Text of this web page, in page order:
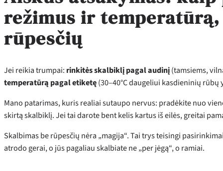
režimus ir
rūpesčių
Jei reikia trumpai: rinkitės skalbiklį pagal audinį(tamsiems,
temperatūrą pagal etiketę(30–40°C daugeliui kasdieninių rūbų
Mano patarimas, kuris realiai sutaupo nervus: pradėkite nuo
skirtą skalbiklį. Jei tai darote bent kelis kartus iš eilės, greitai
Skalbimas be rūpesčių nėra „magija“. Tai trys teisingi
atrodo gerai, o jūs pagaliau skalbiate ne „per jėgą“, o ramiai.